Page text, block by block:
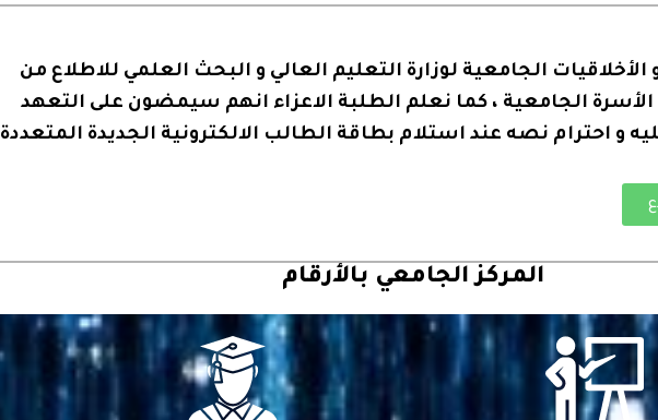
الأخلاقيات الجامعية لوزارة التعليم العالي و البحث العلمي للاطلاع من
الجامعية ، كما نعلم الطلبة الاعزاء انهم سيمضون على التعهد
و احترام نصه عند استلام بطاقة الطالب الالكترونية الجديدة المتعددة
المركز الجامعي بالأرقام